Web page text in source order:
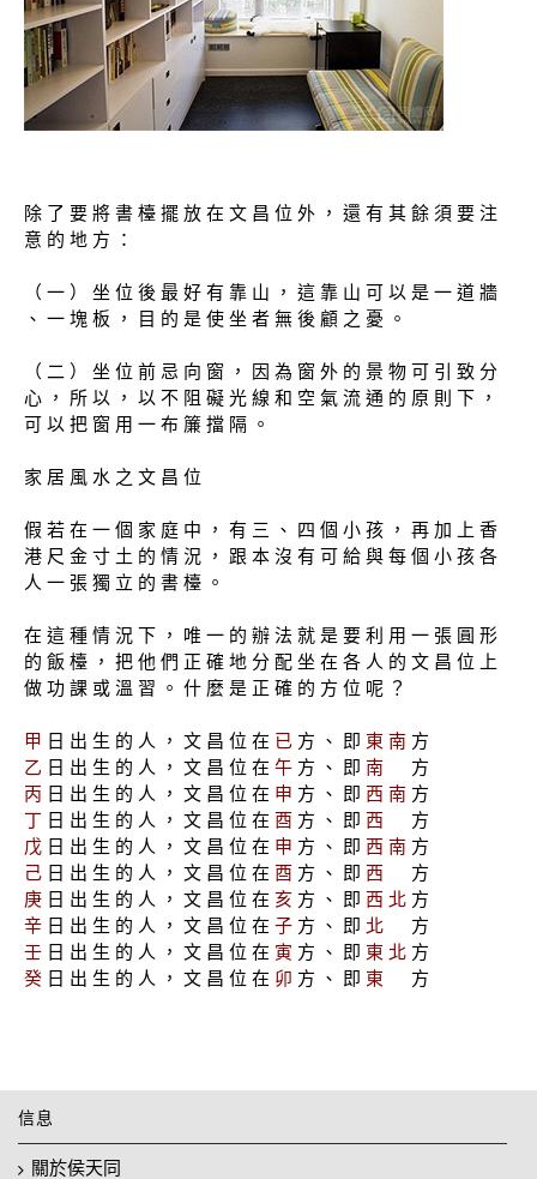
除 了 要 將 書 檯 擺 放 在 文 昌 位 外 ， 還 有 其 餘 須 要 注
意 的 地 方 ：
（ 一 ） 坐 位 後 最 好 有 靠 山 ， 這 靠 山 可 以 是 一 道 牆
、 一 塊 板 ， 目 的 是 使 坐 者 無 後 顧 之 憂 。
（ 二 ） 坐 位 前 忌 向 窗 ， 因 為 窗 外 的 景 物 可 引 致 分
心 ， 所 以 ， 以 不 阻 礙 光 線 和 空 氣 流 通 的 原 則 下 ，
可 以 把 窗 用 一 布 簾 擋 隔 。
家 居 風 水 之 文 昌 位
假 若 在 一 個 家 庭 中 ， 有 三 、 四 個 小 孩 ， 再 加 上 香
港 尺 金 寸 土 的 情 況 ， 跟 本 沒 有 可 給 與 每 個 小 孩 各
人 一 張 獨 立 的 書 檯 。
在 這 種 情 況 下 ， 唯 一 的 辦 法 就 是 要 利 用 一 張 圓 形
的 飯 檯 ， 把 他 們 正 確 地 分 配 坐 在 各 人 的 文 昌 位 上
做 功 課 或 溫 習 。 什 麼 是 正 確 的 方 位 呢 ？
甲 日 出 生 的 人 ， 文 昌 位 在 已 方 、 即 東 南 方
乙 日 出 生 的 人 ， 文 昌 位 在 午 方 、 即 南 方
丙 日 出 生 的 人 ， 文 昌 位 在 申 方 、 即 西 南 方
丁 日 出 生 的 人 ， 文 昌 位 在 酉 方 、 即 西 方
戊 日 出 生 的 人 ， 文 昌 位 在 申 方 、 即 西 南 方
己 日 出 生 的 人 ， 文 昌 位 在 酉 方 、 即 西 方
庚 日 出 生 的 人 ， 文 昌 位 在 亥 方 、 即 西 北 方
辛 日 出 生 的 人 ， 文 昌 位 在 子 方 、 即 北 方
壬 日 出 生 的 人 ， 文 昌 位 在 寅 方 、 即 東 北 方
癸 日 出 生 的 人 ， 文 昌 位 在 卯 方 、 即 東 方
信息
關於侯天同